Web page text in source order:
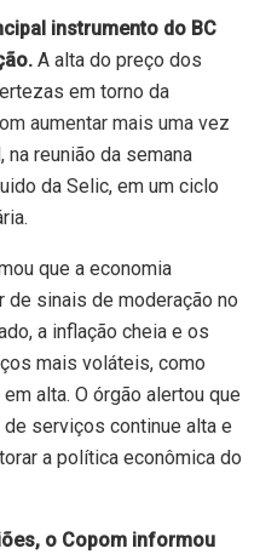
instrumento do BC
A alta do preço dos
em torno da
aumentar mais uma vez
na reunião da semana
da Selic, em um ciclo
que a economia
de sinais de moderação no
a inflação cheia e os
mais voláteis, como
alta. O órgão alertou que
serviços continue alta e
a política econômica do
o Copom informou